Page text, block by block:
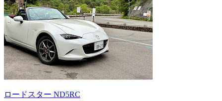
ロードスター ND5RC